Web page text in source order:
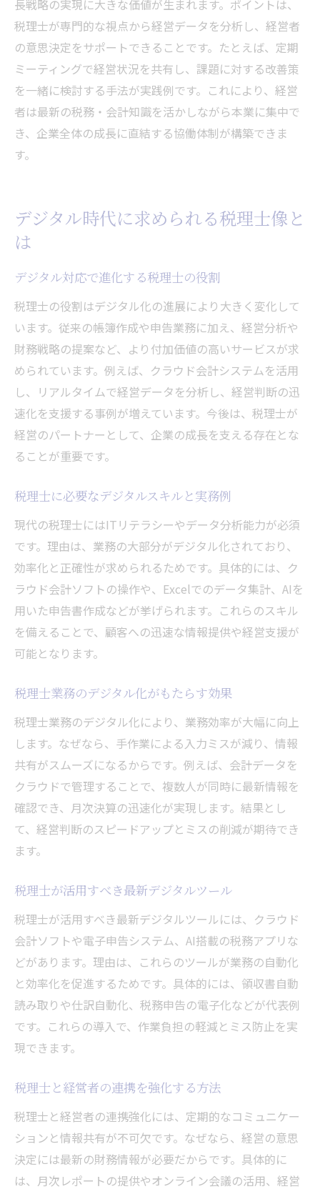
長戦略の実現に大きな価値が生まれます。ポイントは、
税理士が専門的な視点から経営データを分析し、経営者
の意思決定をサポートできることです。たとえば、定期
ミーティングで経営状況を共有し、課題に対する改善策
を一緒に検討する手法が実践例です。これにより、経営
者は最新の税務・会計知識を活かしながら本業に集中で
き、企業全体の成長に直結する協働体制が構築できま
す。
デジタル時代に求められる税理士像と
は
デジタル対応で進化する税理士の役割
税理士の役割はデジタル化の進展により大きく変化して
います。従来の帳簿作成や申告業務に加え、経営分析や
財務戦略の提案など、より付加価値の高いサービスが求
められています。例えば、クラウド会計システムを活用
し、リアルタイムで経営データを分析し、経営判断の迅
速化を支援する事例が増えています。今後は、税理士が
経営のパートナーとして、企業の成長を支える存在とな
ることが重要です。
税理士に必要なデジタルスキルと実務例
現代の税理士にはITリテラシーやデータ分析能力が必須
です。理由は、業務の大部分がデジタル化されており、
効率化と正確性が求められるためです。具体的には、ク
ラウド会計ソフトの操作や、Excelでのデータ集計、AIを
用いた申告書作成などが挙げられます。これらのスキル
を備えることで、顧客への迅速な情報提供や経営支援が
可能となります。
税理士業務のデジタル化がもたらす効果
税理士業務のデジタル化により、業務効率が大幅に向上
します。なぜなら、手作業による入力ミスが減り、情報
共有がスムーズになるからです。例えば、会計データを
クラウドで管理することで、複数人が同時に最新情報を
確認でき、月次決算の迅速化が実現します。結果とし
て、経営判断のスピードアップとミスの削減が期待でき
ます。
税理士が活用すべき最新デジタルツール
税理士が活用すべき最新デジタルツールには、クラウド
会計ソフトや電子申告システム、AI搭載の税務アプリな
どがあります。理由は、これらのツールが業務の自動化
と効率化を促進するためです。具体的には、領収書自動
読み取りや仕訳自動化、税務申告の電子化などが代表例
です。これらの導入で、作業負担の軽減とミス防止を実
現できます。
税理士と経営者の連携を強化する方法
税理士と経営者の連携強化には、定期的なコミュニケー
ションと情報共有が不可欠です。なぜなら、経営の意思
決定には最新の財務情報が必要だからです。具体的に
は、月次レポートの提供やオンライン会議の活用、経営